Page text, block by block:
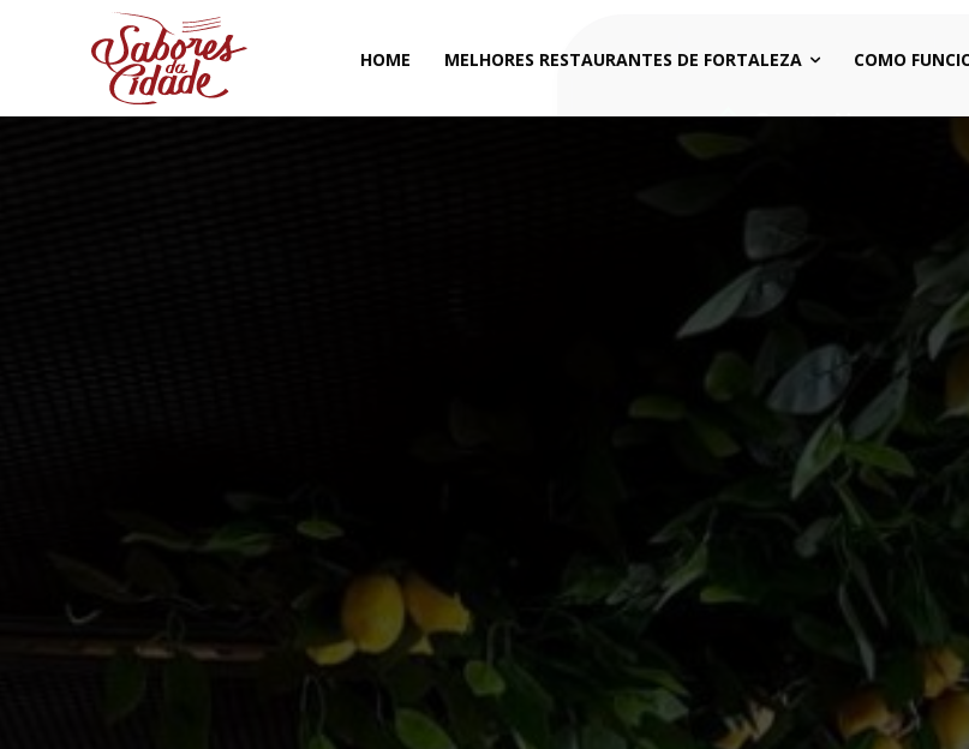
HOME MELHORES RESTAURANTES DE FORTALEZA COMO